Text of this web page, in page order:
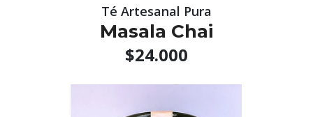
Té Artesanal Pura
Masala Chai
$24.000